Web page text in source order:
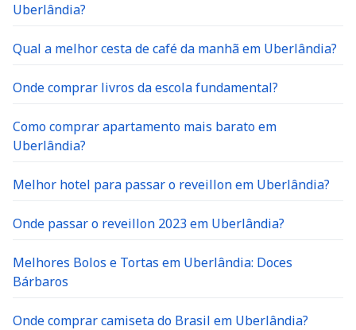
Uberlândia?
Qual a melhor cesta de café da manhã em Uberlândia?
Onde comprar livros da escola fundamental?
Como comprar apartamento mais barato em
Uberlândia?
Melhor hotel para passar o reveillon em Uberlândia?
Onde passar o reveillon 2023 em Uberlândia?
Melhores Bolos e Tortas em Uberlândia: Doces
Bárbaros
Onde comprar camiseta do Brasil em Uberlândia?